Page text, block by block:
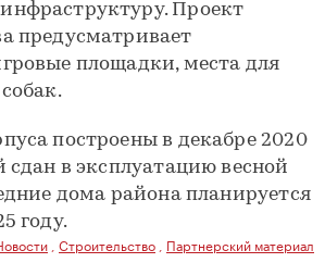
Проект
предусматривает
площадки, места для
построены в декабре 2020
сдан в эксплуатацию весной
дома района планируется
году.
Строительство Партнерский материал